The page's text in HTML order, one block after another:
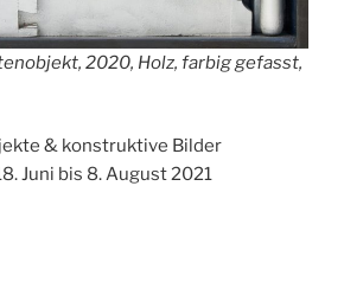
2020, Holz, farbig gefasst,
& konstruktive Bilder
Juni bis 8. August 2021